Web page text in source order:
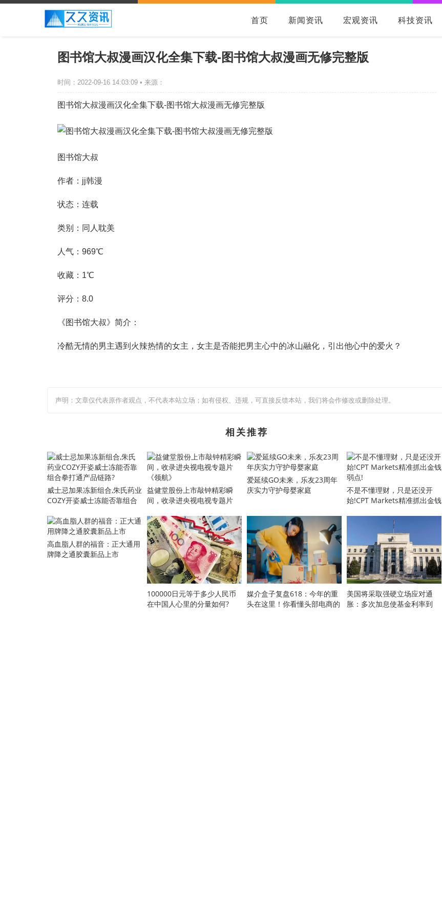
首页 新闻资讯 宏观资讯 科技资讯
图书馆大叔漫画汉化全集下载-图书馆大叔漫画无修完整版
时间：2022-09-16 14:03:09 • 来源：
图书馆大叔漫画汉化全集下载-图书馆大叔漫画无修完整版
图书馆大叔
作者：jj韩漫
状态：连载
类别：同人耽美
人气：969℃
收藏：1℃
评分：8.0
《图书馆大叔》简介：
冷酷无情的男主遇到火辣热情的女主，女主是否能把男主心中的冰山融化，引出他心中的爱火？
声明：文章仅代表原作者观点，不代表本站立场；如有侵权、违规，可直接反馈本站，我们将会作修改或删除处理。
相关推荐
威士忌加果冻新组合,朱氏药业
COZY开姿威士冻能否靠组合
益健堂股份上市敲钟精彩瞬
间，收录进央视电视专题片
爱延续GO未来，乐友23周年
庆实力守护母婴家庭
不是不懂理财，只是还没开
始!CPT Markets精准抓出金钱
​高血脂人群的福音：正大通用
牌降之通胶囊新品上市
100000日元等于多少人民币
在中国人心里的分量如何?
媒介盒子复盘618：今年的重
头在这里！你看懂头部电商的
美国将采取强硬立场应对通
胀：多次加息使基金利率到